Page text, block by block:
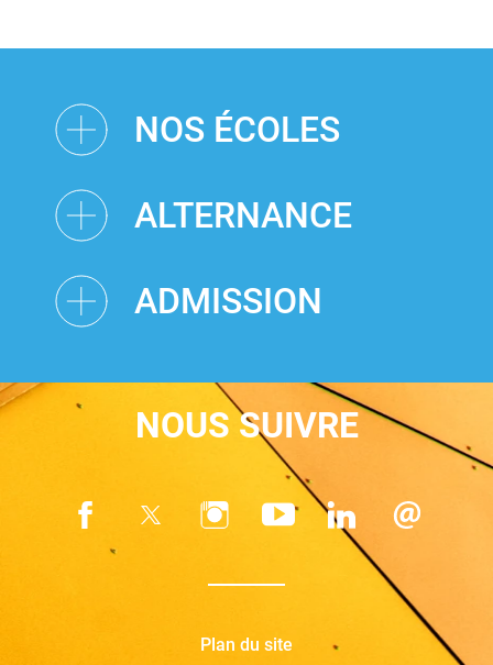
NOS ÉCOLES
ALTERNANCE
ADMISSION
NOUS SUIVRE
Plan du site